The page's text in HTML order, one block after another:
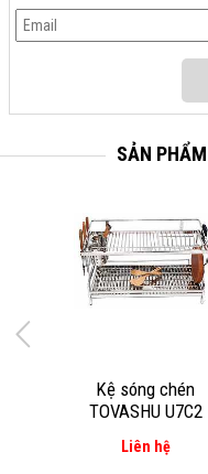
SẢN
Kệ sóng chén
TOVASHU U7C2
Liên hệ